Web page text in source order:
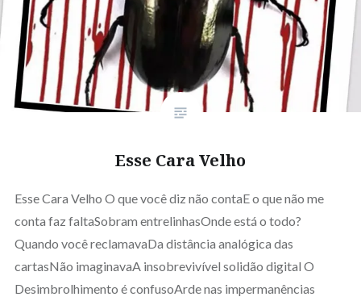
Esse Cara Velho
Esse Cara Velho O que você diz não contaE o que não me
conta faz faltaSobram entrelinhasOnde está o todo?
Quando você reclamavaDa distância analógica das
cartasNão imaginavaA insobrevivível solidão digital O
Desimbrolhimento é confusoArde nas impermanências